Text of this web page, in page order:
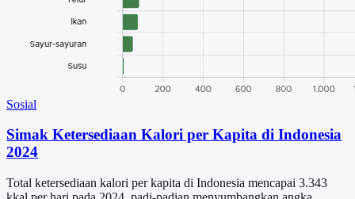
Sosial
Simak Ketersediaan Kalori per Kapita di Indonesia
2024
Total ketersediaan kalori per kapita di Indonesia mencapai 3.343